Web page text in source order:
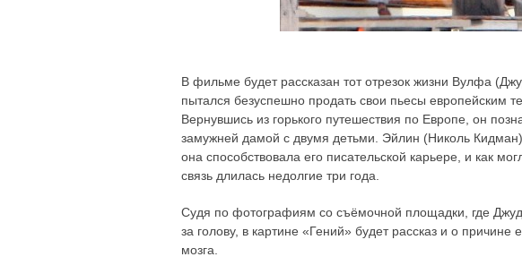
В фильме будет рассказан тот отрезок жизни Вулфа
пытался безуспешно продать свои пьесы европейским
Вернувшись из горького путешествия по Европе, он
замужней дамой с двумя детьми. Эйлин (Николь
она способствовала его писательской карьере, и как
связь длилась недолгие три года.
Судя по фотографиям со съёмочной площадки, где
за голову, в картине «Гений» будет рассказ и о
мозга.